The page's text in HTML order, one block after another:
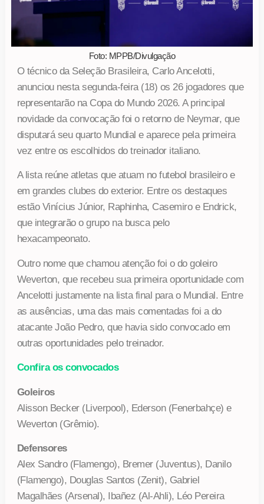
Foto: MPPB/Divulgação
O técnico da Seleção Brasileira, Carlo Ancelotti,
anunciou nesta segunda-feira (18) os 26 jogadores que
representarão na Copa do Mundo 2026. A principal
novidade da convocação foi o retorno de Neymar, que
disputará seu quarto Mundial e aparece pela primeira
vez entre os escolhidos do treinador italiano.
A lista reúne atletas que atuam no futebol brasileiro e
em grandes clubes do exterior. Entre os destaques
estão Vinícius Júnior, Raphinha, Casemiro e Endrick,
que integrarão o grupo na busca pelo
hexacampeonato.
Outro nome que chamou atenção foi o do goleiro
Weverton, que recebeu sua primeira oportunidade com
Ancelotti justamente na lista final para o Mundial. Entre
as ausências, uma das mais comentadas foi a do
atacante João Pedro, que havia sido convocado em
outras oportunidades pelo treinador.
Confira os convocados
Goleiros
Alisson Becker (Liverpool), Ederson (Fenerbahçe) e
Weverton (Grêmio).
Defensores
Alex Sandro (Flamengo), Bremer (Juventus), Danilo
(Flamengo), Douglas Santos (Zenit), Gabriel
Magalhães (Arsenal), Ibañez (Al-Ahli), Léo Pereira